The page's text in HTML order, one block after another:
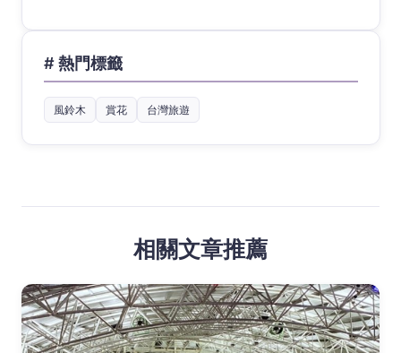
# 熱門標籤
風鈴木 賞花 台灣旅遊
相關文章推薦